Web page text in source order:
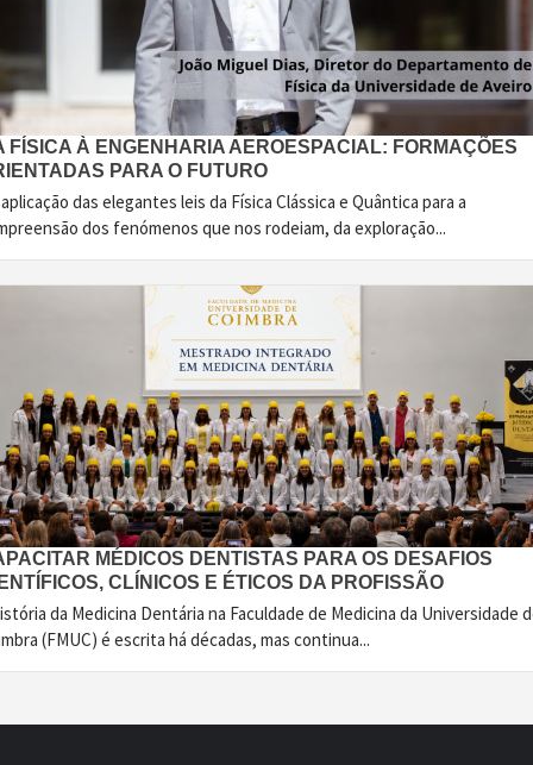
FÍSICA À ENGENHARIA AEROESPACIAL: FORMAÇÕES
PARA O FUTURO
das elegantes leis da Física Clássica e Quântica para a
dos fenómenos que nos rodeiam, da exploração...
MÉDICOS DENTISTAS PARA OS DESAFIOS
CLÍNICOS E ÉTICOS DA PROFISSÃO
da Medicina Dentária na Faculdade de Medicina da Universidade
(FMUC) é escrita há décadas, mas continua...